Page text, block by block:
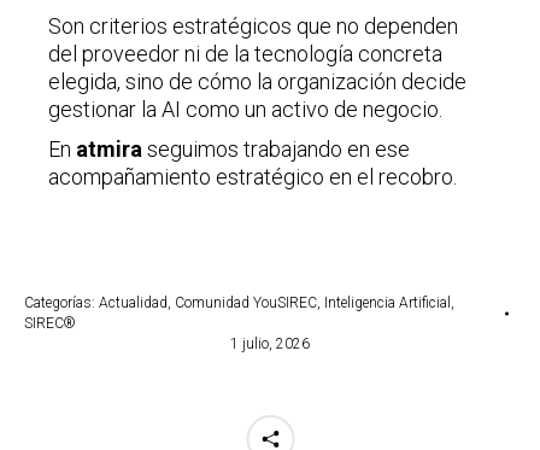
Son criterios estratégicos que no dependen
del proveedor ni de la tecnología concreta
elegida, sino de cómo la organización decide
gestionar la AI como un activo de negocio.
En atmira seguimos trabajando en ese
acompañamiento estratégico en el recobro.
Categorías: Actualidad Comunidad YouSIREC Inteligencia Artificial
SIREC®
1 julio, 2026